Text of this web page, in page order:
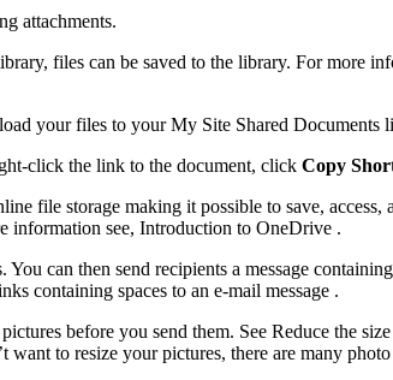
attachments.
files can be saved to the library. For more
your files to your My Site Shared Documents
click the link to the document, click Copy
file storage making it possible to save,
information see, Introduction to OneDrive .
can then send recipients a message
containing spaces to an e-mail message .
before you send them. See Reduce the
to resize your pictures, there are many